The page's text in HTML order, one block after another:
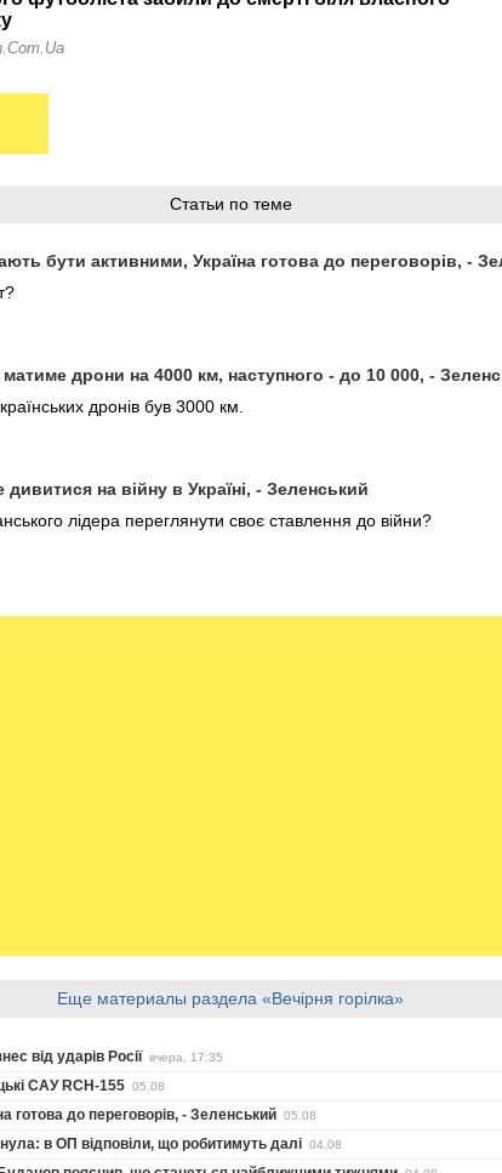
Статьи по теме
бути активними, Україна готова до переговорів, -
матиме дрони на 4000 км, наступного - до 10 000, -
дронів був 3000 км.
на війну в Україні, - Зеленський
лідера переглянути своє ставлення до війни?
Еще материалы раздела «Вечірня горілка»
від ударів Росії вчера, 17:35
САУ RCH-155 05.08
готова до переговорів, - Зеленський 05.08
в ОП відповіли, що робитимуть далі 04.08